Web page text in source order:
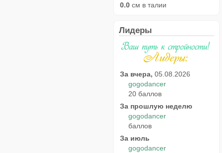
0.0 см в талии
Лидеры
За вчера, 05.08.2026
gogodancer
20 баллов
За прошлую неделю
gogodancer
баллов
За июль
gogodancer